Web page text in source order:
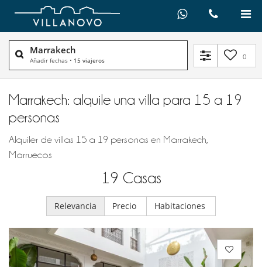
Marrakech
Añadir fechas • 15 viajeros 0
Marrakech: alquile una villa para 15 a 19
personas
Alquiler de villas 15 a 19 personas en Marrakech,
Marruecos
19 Casas
Relevancia Precio Habitaciones